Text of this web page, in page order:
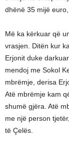
dhënë 35 mijë
Më ka kërkuar që
vrasjen. Ditën kur
Erjonit duke
mendoj me Sokol
mbrëmje, derisa
Atë mbrëmje kam
shumë gjëra. Atë
me një person
të Çelës.